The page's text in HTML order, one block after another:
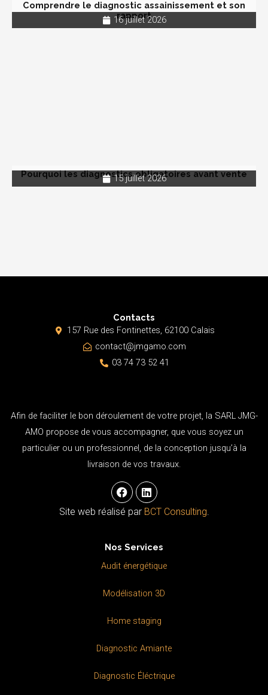
Comprendre le diagnostic assainissement et son
rapport
16 juillet 2026
Pourquoi les diagnostics obligatoires avant vente
15 juillet 2026
Contacts
157 Rue des Fontinettes, 62100 Calais
contact@jmgamo.com
03 74 73 52 41
Afin de faciliter le bon déroulement de votre projet, la SARL JMG-
AMO propose de vous accompagner, que vous soyez un
particulier ou un professionnel, de la conception jusqu’à la
livraison de vos travaux.
F
a
c
e
o
k
L
i
n
k
i
n
Site web réalisé par BCT Consulting.
Nos Services
Audit énergétique
Modélisation 3D
Home staging
Diagnostic Amiante
Diagnostic Éléctrique